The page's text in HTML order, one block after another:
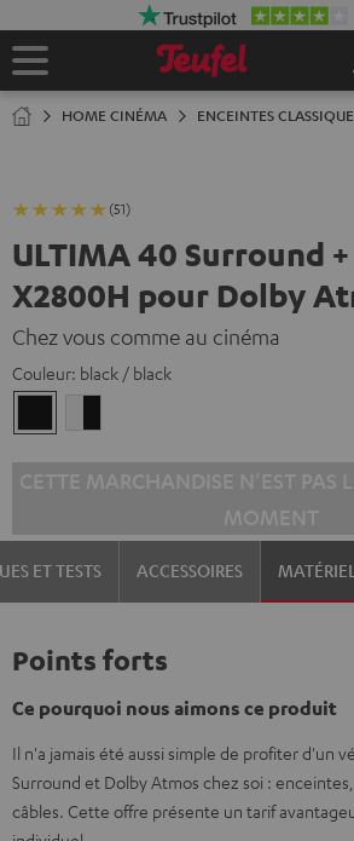
Page
HOME CINÉMA ENCEINTES
(51)
ULTIMA 40 Surround
X2800H pour Dolby
Chez vous comme au cinéma
Couleur: black / black
/
ET TESTS ACCESSOIRES
Points forts
Ce pourquoi nous aimons ce produit
Il n'a jamais été aussi simple de profiter d'un
Surround et Dolby Atmos chez soi :
câbles. Cette offre présente un tarif